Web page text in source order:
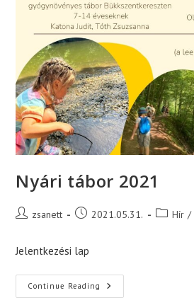
Nyári tábor 2021
Postzsanett
Post2021.05.31.
PostHír /
Jelentkezési lap
Continue Reading Nyári
Tábor